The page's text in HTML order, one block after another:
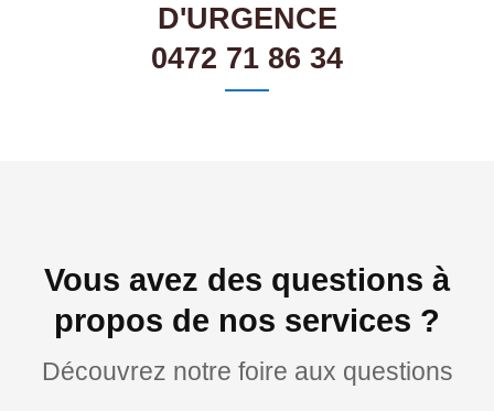
D'URGENCE
0472 71 86 34
Vous avez des questions à
propos de nos services ?
Découvrez notre foire aux questions